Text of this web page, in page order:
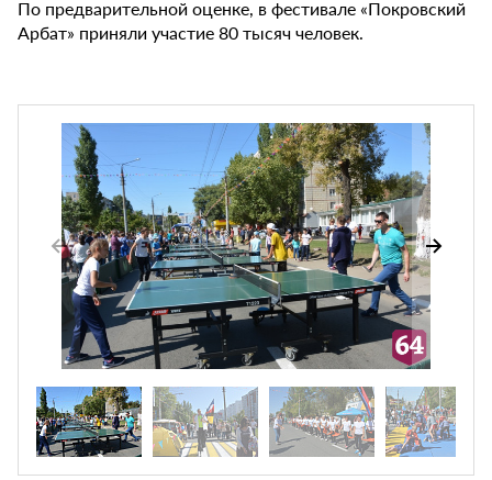
По предварительной оценке, в фестивале «Покровский
Арбат» приняли участие 80 тысяч человек.